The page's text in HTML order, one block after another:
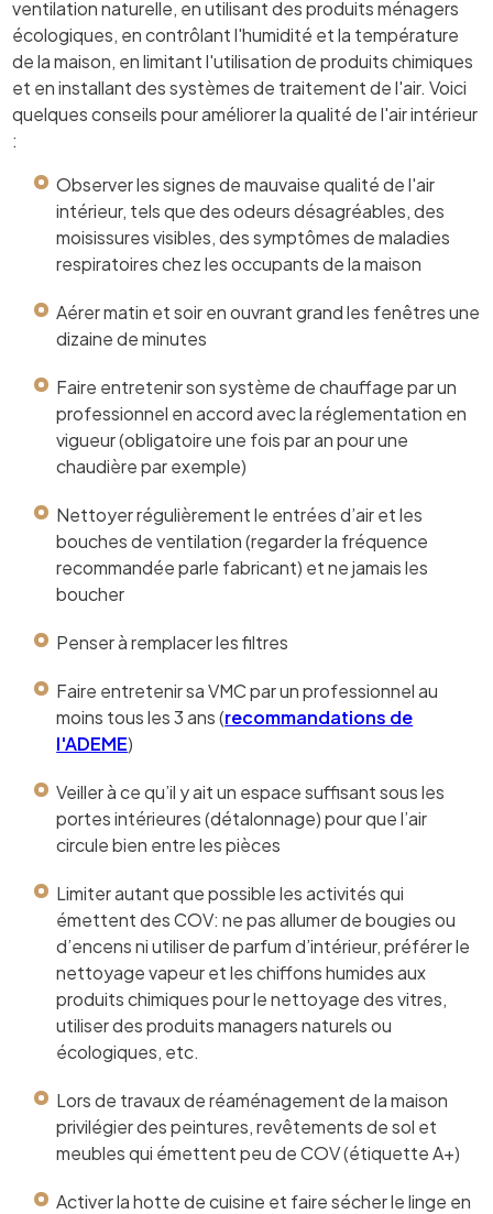
ventilation naturelle, en utilisant des produits ménagers
écologiques, en contrôlant l'humidité et la température
de la maison, en limitant l'utilisation de produits chimiques
et en installant des systèmes de traitement de l'air. Voici
quelques conseils pour améliorer la qualité de l'air intérieur
:
Observer les signes de mauvaise qualité de l'air
intérieur, tels que des odeurs désagréables, des
moisissures visibles, des symptômes de maladies
respiratoires chez les occupants de la maison
Aérer matin et soir en ouvrant grand les fenêtres une
dizaine de minutes
Faire entretenir son système de chauffage par un
professionnel en accord avec la réglementation en
vigueur (obligatoire une fois par an pour une
chaudière par exemple)
Nettoyer régulièrement le entrées d’air et les
bouches de ventilation (regarder la fréquence
recommandée parle fabricant) et ne jamais les
boucher
Penser à remplacer les filtres
Faire entretenir sa VMC par un professionnel au
moins tous les 3 ans (recommandations de
l'ADEME)
Veiller à ce qu’il y ait un espace suffisant sous les
portes intérieures (détalonnage) pour que l’air
circule bien entre les pièces
Limiter autant que possible les activités qui
émettent des COV: ne pas allumer de bougies ou
d’encens ni utiliser de parfum d’intérieur, préférer le
nettoyage vapeur et les chiffons humides aux
produits chimiques pour le nettoyage des vitres,
utiliser des produits managers naturels ou
écologiques, etc.
Lors de travaux de réaménagement de la maison
privilégier des peintures, revêtements de sol et
meubles qui émettent peu de COV (étiquette A+)
Activer la hotte de cuisine et faire sécher le linge en